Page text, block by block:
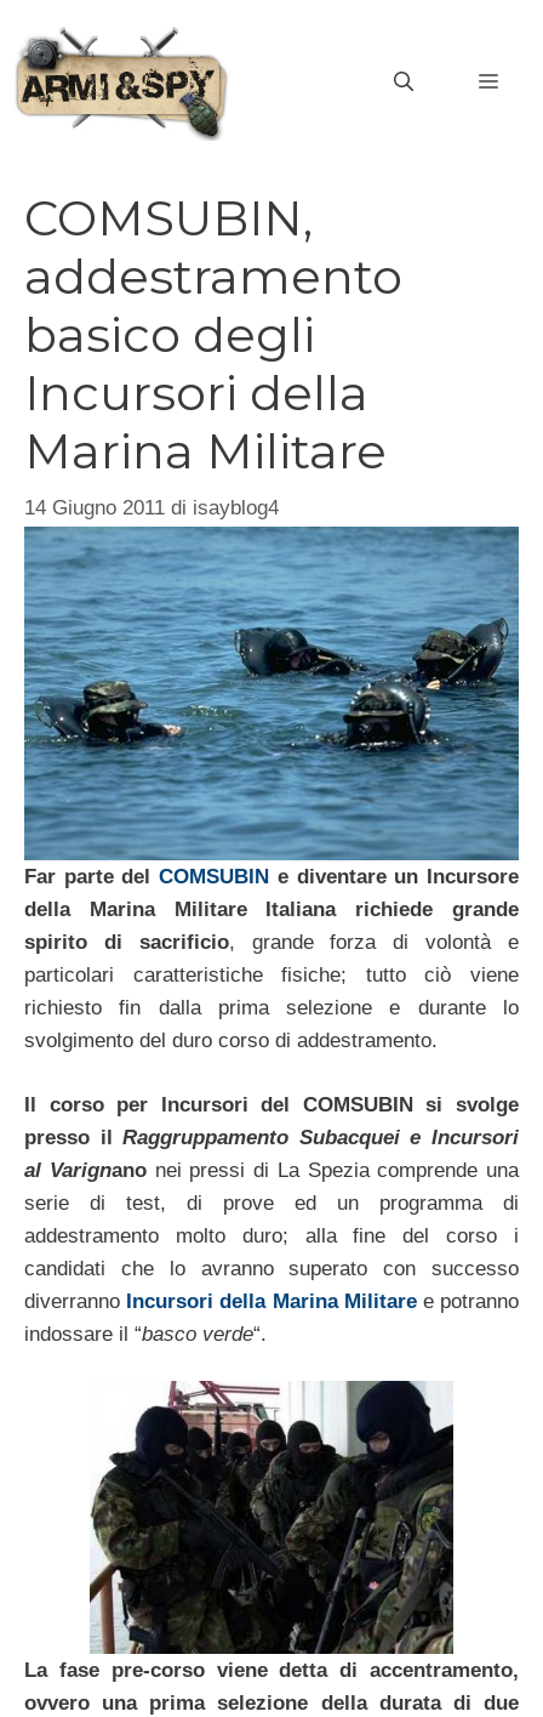
contenuto
COMSUBIN,
addestramento
basico degli
Incursori della
Marina Militare
14 Giugno 2011 di isayblog4
Far parte delCOMSUBIN e diventare un Incursore
della Marina Militare Italiana richiede grande
spirito di sacrificio, grande forza di volontà e
particolari caratteristiche fisiche; tutto ciò viene
richiesto fin dalla prima selezione e durante lo
svolgimento del duro corso di addestramento.
Il corso per Incursori del COMSUBIN si svolge
presso ilRaggruppamento Subacquei e Incursori
al Varignanonei pressi di La Spezia comprende una
serie di test, di prove ed un programma di
addestramento molto duro; alla fine del corso i
candidati che lo avranno superato con successo
diverranno Incursori della Marina Militaree potranno
indossare il “basco verde“.
La fase pre-corso viene detta di accentramento,
ovvero una prima selezione della durata di due